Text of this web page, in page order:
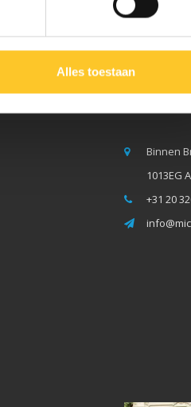
Alles toestaan
Micro
Binnen
1013EG
+31 20